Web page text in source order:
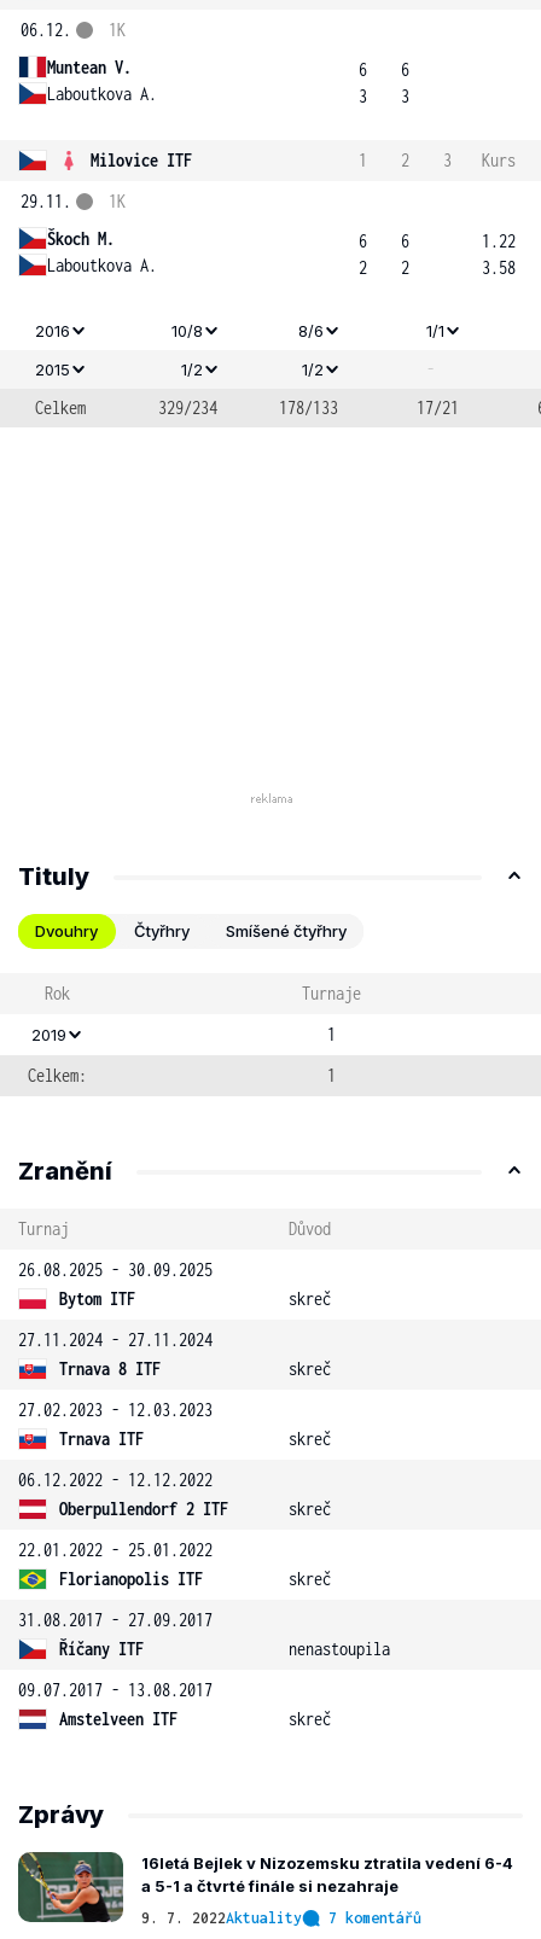
06.12.
Muntean V.
Laboutkova A.
1K
6
3
6
3
Milovice ITF 1 2 3
Kurs
29.11.
Škoch M.
Laboutkova A.
1K
6
2
6
2
1.22
3.58
2016 10/8 8/6
1/1
2015
1/2 1/2
-
Celkem
329/234 178/133 17/21
Tituly
Dvouhry Čtyřhry Smíšené čtyřhry
Rok Turnaje
2019
1
Celkem:
1
Zranění
Turnaj
Důvod
26.08.2025 - 30.09.2025
Bytom ITF
skreč
27.11.2024 - 27.11.2024
Trnava 8 ITF
skreč
27.02.2023 - 12.03.2023
Trnava ITF
skreč
06.12.2022 - 12.12.2022
Oberpullendorf 2 ITF
skreč
22.01.2022 - 25.01.2022
Florianopolis ITF
skreč
31.08.2017 - 27.09.2017
Říčany ITF
nenastoupila
09.07.2017 - 13.08.2017
Amstelveen ITF
skreč
Zprávy
16letá Bejlek v Nizozemsku ztratila vedení 6-4
a 5-1 a čtvrté finále si nezahraje
9. 7. 2022Aktuality 7 komentářů